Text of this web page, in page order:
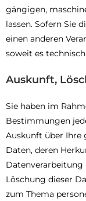
gängigen,
lassen. Sofern Sie
einen anderen
soweit es
Auskunft,
Sie haben im
Bestimmungen
Auskunft über Ihre
Daten, deren
Löschung dieser
zum Thema